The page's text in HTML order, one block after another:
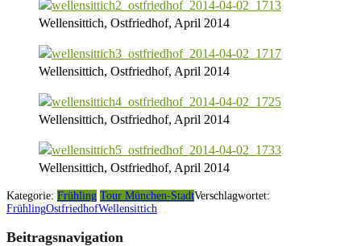
Wellensittich, Ostfriedhof, April 2014
Wellensittich, Ostfriedhof, April 2014
Wellensittich, Ostfriedhof, April 2014
Wellensittich, Ostfriedhof, April 2014
Kategorie: Frühling Tour München-StadtVerschlagwortet:
FrühlingOstfriedhofWellensittich
Beitragsnavigation